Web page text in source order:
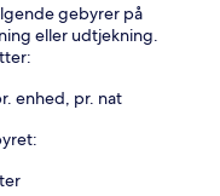
gebyrer på
eller udtjekning.
enhed, pr. nat